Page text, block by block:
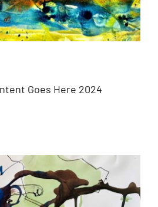
Goes Here 2024